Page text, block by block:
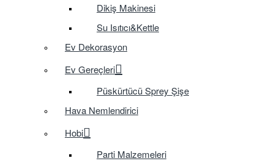
Dikiş Makinesi
Su Isıtıcı&Kettle
Ev Dekorasyon
Ev Gereçleri
Püskürtücü Sprey Şişe
Hava Nemlendirici
Hobi
Parti Malzemeleri